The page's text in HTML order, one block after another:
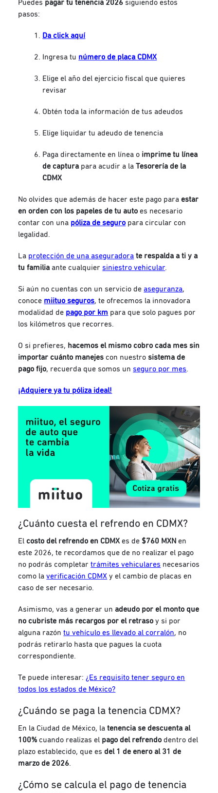
Puedes pagar tu tenencia 2026 siguiendo estos
pasos:
Da click aquí
Ingresa tu número de placa CDMX
Elige el año del ejercicio fiscal que quieres
revisar
Obtén toda la información de tus adeudos
Elige liquidar tu adeudo de tenencia
Paga directamente en línea o imprime tu línea
de captura para acudir a laTesorería de la
CDMX
No olvides que además de hacer este pago paraestar
en orden con los papeles de tu auto es necesario
contar con una póliza de seguro para circular con
legalidad.
La protección de una aseguradora te respalda a ti y a
tu familia ante cualquiersiniestro vehicular.
Si aún no cuentas con un servicio de aseguranza,
conoce miituo seguros, te ofrecemos la innovadora
modalidad de pago por km para que solo pagues por
los kilómetros que recorres.
O si prefieres, hacemos el mismo cobro cada mes sin
importar cuánto manejescon nuestrosistema de
pago fijo, recuerda que somos unseguro por mes.
¡Adquiere ya tu póliza ideal!
¿Cuánto cuesta el refrendo en CDMX?
El costo del refrendoen CDMX es de $760 MXNen
este 2026, te recordamos que de no realizar el pago
no podrás completartrámites vehiculares necesarios
como laverificación CDMX y el cambio de placas en
caso de ser necesario.
Asimismo, vas a generar un adeudo por el monto que
no cubriste más recargos por el retraso y si por
alguna razóntu vehículo es llevado al corralón, no
podrás retirarlo hasta que pagues la cuota
correspondiente.
Te puede interesar:¿Es requisito tener seguro en
todos los estados de México?
¿Cuándo se paga la tenencia CDMX?
En la Ciudad de México, latenencia se descuenta al
100% cuando realizas el pago del refrendo dentro del
plazo establecido, que esdel 1 de enero al 31 de
marzo de 2026.
¿Cómo se calcula el pago de tenencia